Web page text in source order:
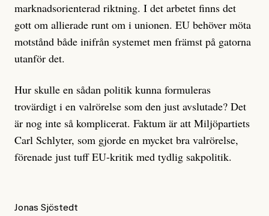
marknadsorienterad riktning. I det arbetet finns det
gott om allierade runt om i unionen. EU behöver möta
motstånd både inifrån systemet men främst på gatorna
utanför det.
Hur skulle en sådan politik kunna formuleras
trovärdigt i en valrörelse som den just avslutade? Det
är nog inte så komplicerat. Faktum är att Miljöpartiets
Carl Schlyter, som gjorde en mycket bra valrörelse,
förenade just tuff EU-kritik med tydlig sakpolitik.
Jonas Sjöstedt